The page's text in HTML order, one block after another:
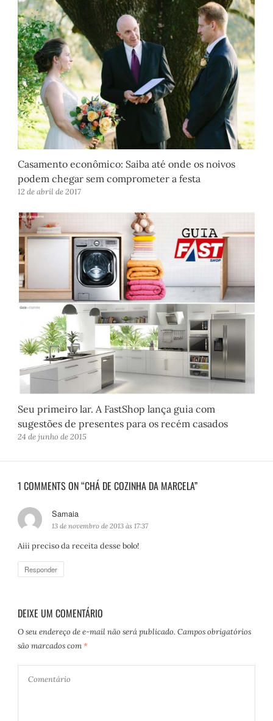
Casamento econômico: Saiba até onde os noivos
podem chegar sem comprometer a festa
12 de abril de 2017
Seu primeiro lar. A FastShop lança guia com
sugestões de presentes para os recém casados
24 de junho de 2015
1 COMMENTS ON “CHÁ DE COZINHA DA MARCELA”
Samaia
i
s
13 de novembro de 2013 às 17:37
Aiii preciso da receita desse bolo!
Responder
DEIXE UM COMENTÁRIO
O seu endereço de e-mail não será publicado. Campos obrigatórios
são marcados com *